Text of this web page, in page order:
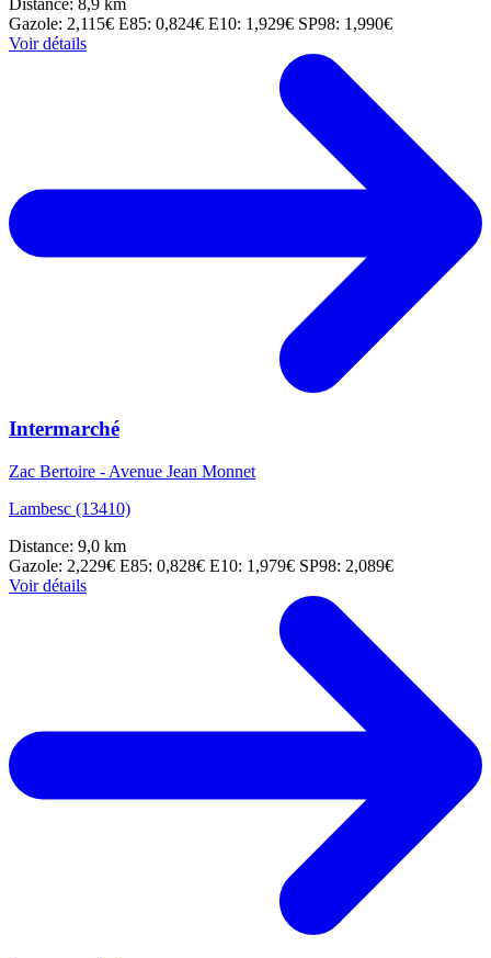
Distance: 8,9 km
Gazole: 2,115€ E85: 0,824€ E10: 1,929€ SP98: 1,990€
Voir détails
Intermarché
Zac Bertoire - Avenue Jean Monnet
Lambesc (13410)
Distance: 9,0 km
Gazole: 2,229€ E85: 0,828€ E10: 1,979€ SP98: 2,089€
Voir détails